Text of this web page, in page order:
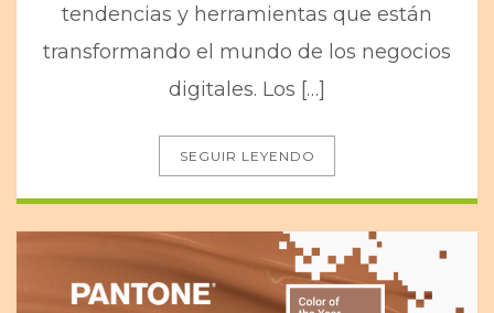
tendencias y herramientas que están
transformando el mundo de los negocios
digitales. Los […]
SEGUIR LEYENDO